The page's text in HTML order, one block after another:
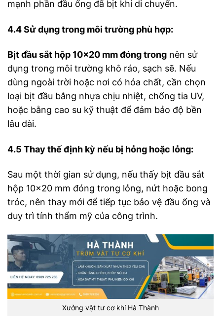
mạnh phần đầu ống đã bịt khi di chuyển.
4.4 Sử dụng trong môi trường phù hợp:
Bịt đầu sắt hộp 10×20 mm đóng trong nên sử
dụng trong môi trường khô ráo, sạch sẽ. Nếu
dùng ngoài trời hoặc nơi có hóa chất, cần chọn
loại bịt đầu bằng nhựa chịu nhiệt, chống tia UV,
hoặc bằng cao su kỹ thuật để đảm bảo độ bền
lâu dài.
4.5 Thay thế định kỳ nếu bị hỏng hoặc lỏng:
Sau một thời gian sử dụng, nếu thấy bịt đầu sắt
hộp 10×20 mm đóng trong lỏng, nứt hoặc bong
tróc, nên thay mới để tiếp tục bảo vệ đầu ống và
duy trì tính thẩm mỹ của công trình.
Xưởng vật tư cơ khí Hà Thành